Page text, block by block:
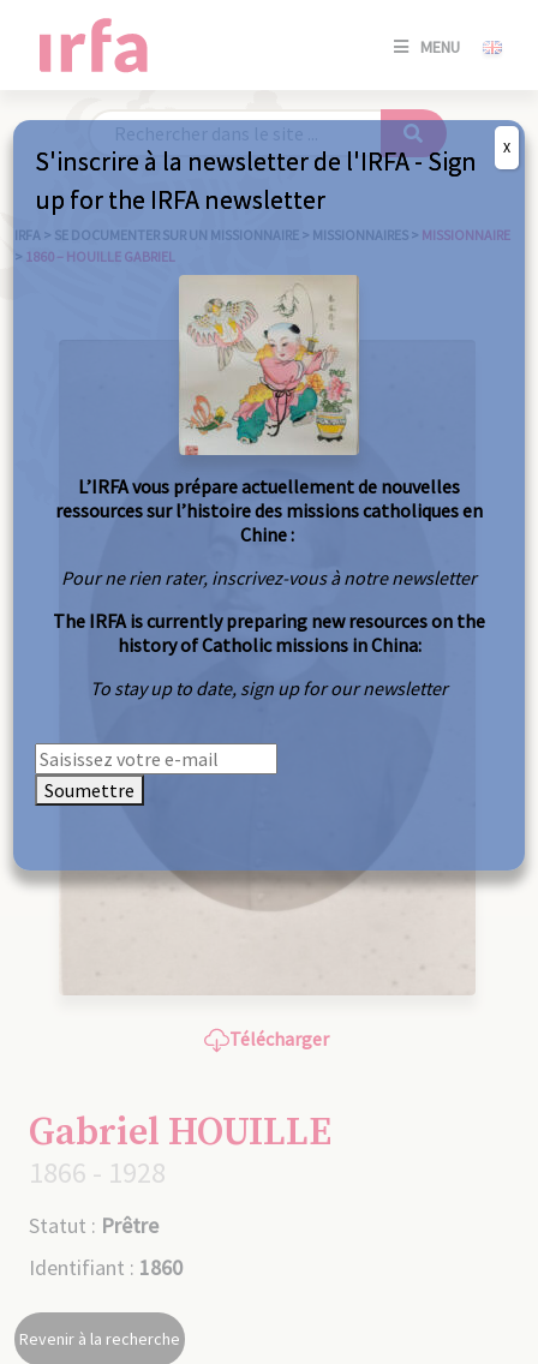
MENU
SE
/
IRFA > SE DOCUMENTER SUR UN MISSIONNAIRE > MISSIONNAIRES > MISSIONNAIRE
> 1860 – HOUILLE GABRIEL
Télécharger
Gabriel HOUILLE
1866 - 1928
Statut : Prêtre
Identifiant : 1860
Revenir à la recherche
S'inscrire à la newsletter de l'IRFA - Sign
up for the IRFA newsletter
L’IRFA vous prépare actuellement de nouvelles
ressources sur l’histoire des missions catholiques en
Chine :
Pour ne rien rater, inscrivez-vous à notre newsletter
The IRFA is currently preparing new resources on the
history of Catholic missions in China:
To stay up to date, sign up for our newsletter
Soumettre
X